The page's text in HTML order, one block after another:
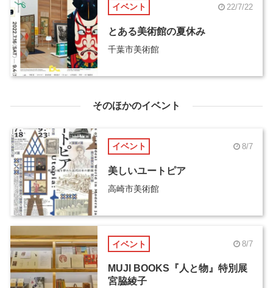
イベント 22/7/22
とある美術館の夏休み
千葉市美術館
そのほかのイベント
イベント 8/7
美しいユートピア
高崎市美術館
イベント 8/7
MUJI BOOKS『人と物』特別展
宮脇綾子